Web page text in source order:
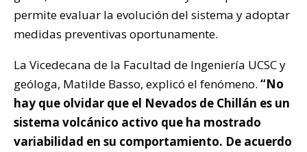
permite evaluar la evolución del sistema y adoptar
medidas preventivas oportunamente.
La Vicedecana de la Facultad de Ingeniería UCSC y
geóloga, Matilde Basso, explicó el fenómeno. “No
hay que olvidar que el Nevados de Chillán es un
sistema volcánico activo que ha mostrado
variabilidad en su comportamiento. De acuerdo